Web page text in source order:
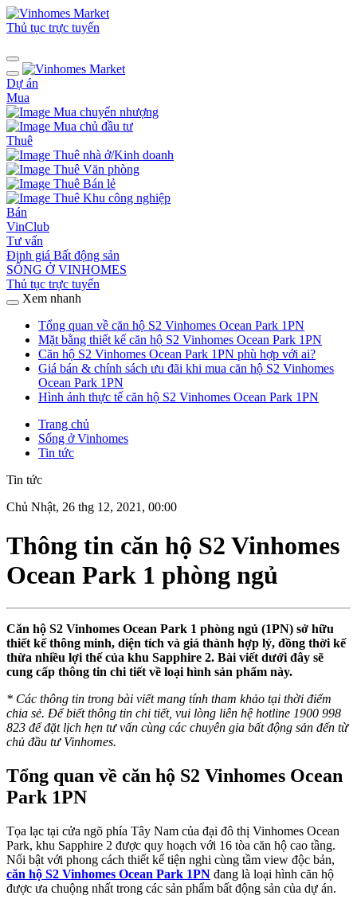
Thủ tục trực tuyến
Dự án
Mua
Mua chuyển nhượng
Mua chủ đầu tư
Thuê
Thuê nhà ở/Kinh doanh
Thuê Văn phòng
Thuê Bán lẻ
Thuê Khu công nghiệp
Bán
VinClub
Tư vấn
Định giá Bất động sản
SỐNG Ở VINHOMES
Thủ tục trực tuyến
Xem nhanh
Tổng quan về căn hộ S2 Vinhomes Ocean Park 1PN
Mặt bằng thiết kế căn hộ S2 Vinhomes Ocean Park 1PN
Căn hộ S2 Vinhomes Ocean Park 1PN phù hợp với ai?
Giá bán & chính sách ưu đãi khi mua căn hộ S2 Vinhomes
Ocean Park 1PN
Hình ảnh thực tế căn hộ S2 Vinhomes Ocean Park 1PN
Trang chủ
Sống ở Vinhomes
Tin tức
Tin tức
Chủ Nhật, 26 thg 12, 2021, 00:00
Thông tin căn hộ S2 Vinhomes
Ocean Park 1 phòng ngủ
Căn hộ S2 Vinhomes Ocean Park 1 phòng ngủ (1PN) sở hữu
thiết kế thông minh, diện tích và giá thành hợp lý, đồng thời kế
thừa nhiều lợi thế của khu Sapphire 2. Bài viết dưới đây sẽ
cung cấp thông tin chi tiết về loại hình sản phẩm này.
* Các thông tin trong bài viết mang tính tham khảo tại thời điểm
chia sẻ. Để biết thông tin chi tiết, vui lòng liên hệ hotline 1900 998
823 để đặt lịch hẹn tư vấn cùng các chuyên gia bất động sản đến từ
chủ đầu tư Vinhomes.
Tổng quan về căn hộ S2 Vinhomes Ocean
Park 1PN
Tọa lạc tại cửa ngõ phía Tây Nam của đại đô thị Vinhomes Ocean
Park, khu Sapphire 2 được quy hoạch với 16 tòa căn hộ cao tầng.
Nổi bật với phong cách thiết kế tiện nghi cùng tầm view độc bản,
căn hộ S2 Vinhomes Ocean Park 1PN đang là loại hình căn hộ
được ưa chuộng nhất trong các sản phẩm bất động sản của dự án.